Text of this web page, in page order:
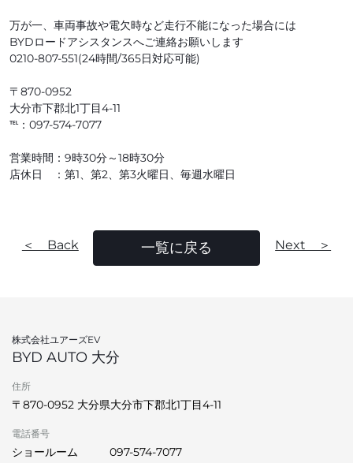
万が一、車両事故や電欠時など走行不能になった場合には
BYDロードアシスタンスへご連絡お願いします
0210-807-551(24時間/365日対応可能)
〒870-0952
大分市下郡北1丁目4-11
℡：097-574-7077
営業時間：9時30分～18時30分
店休日 ：第1、第2、第3火曜日、毎週水曜日
＜ Back 一覧に戻る Next ＞
株式会社ユアーズEV
BYD AUTO 大分
住所
〒870-0952 大分県大分市下郡北1丁目4-11
電話番号
ショールーム
097-574-7077